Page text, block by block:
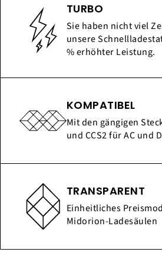
TURBO
Sie haben nicht viel
unsere
% erhöhter Leistung.
KOMPATIBEL
Mit den gängigen
und CCS2 für AC und
TRANSPARENT
Einheitliches
Midorion-Ladesäulen